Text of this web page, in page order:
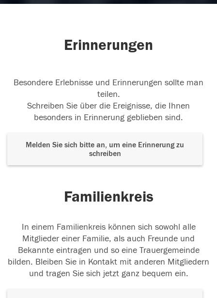
Erinnerungen
Besondere Erlebnisse und Erinnerungen sollte man
teilen.
Schreiben Sie über die Ereignisse, die Ihnen
besonders in Erinnerung geblieben sind.
Melden Sie sich bitte an, um eine Erinnerung zu
schreiben
Familienkreis
In einem Familienkreis können sich sowohl alle
Mitglieder einer Familie, als auch Freunde und
Bekannte eintragen und so eine Trauergemeinde
bilden. Bleiben Sie in Kontakt mit anderen Mitgliedern
und tragen Sie sich jetzt ganz bequem ein.